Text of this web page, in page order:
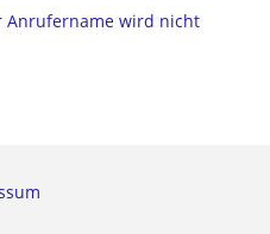
Anrufername wird nicht